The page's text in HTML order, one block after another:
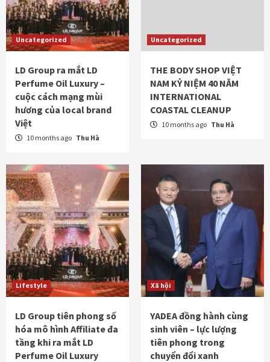
Uncategorized
LD Group ra mắt LD
Perfume Oil Luxury –
cuộc cách mạng mùi
hương của local brand
Việt
10 months ago Thu Hà
Uncategorized
THE BODY SHOP VIỆT
NAM KỶ NIỆM 40 NĂM
INTERNATIONAL
COASTAL CLEANUP
10 months ago Thu Hà
Lifestyle
LD Group tiên phong số
hóa mô hình Affiliate đa
tầng khi ra mắt LD
Perfume Oil Luxury
Xã hội
YADEA đồng hành cùng
sinh viên – lực lượng
tiên phong trong
chuyển đổi xanh